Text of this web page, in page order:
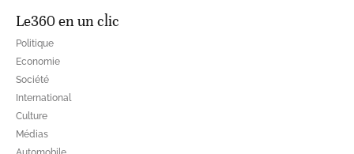
Le360 en un clic
Politique
Economie
Société
International
Culture
Médias